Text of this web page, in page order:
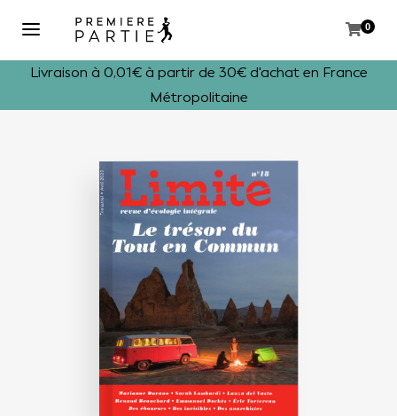
0
Livraison à 0,01€ à partir de 30€ d'achat en France
Métropolitaine